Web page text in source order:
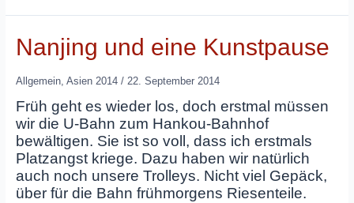
Nanjing und eine Kunstpause
Allgemein, Asien 2014/ 22. September 2014
Früh geht es wieder los, doch erstmal müssen
wir die U-Bahn zum Hankou-Bahnhof
bewältigen. Sie ist so voll, dass ich erstmals
Platzangst kriege. Dazu haben wir natürlich
auch noch unsere Trolleys. Nicht viel Gepäck,
über für die Bahn frühmorgens Riesenteile.